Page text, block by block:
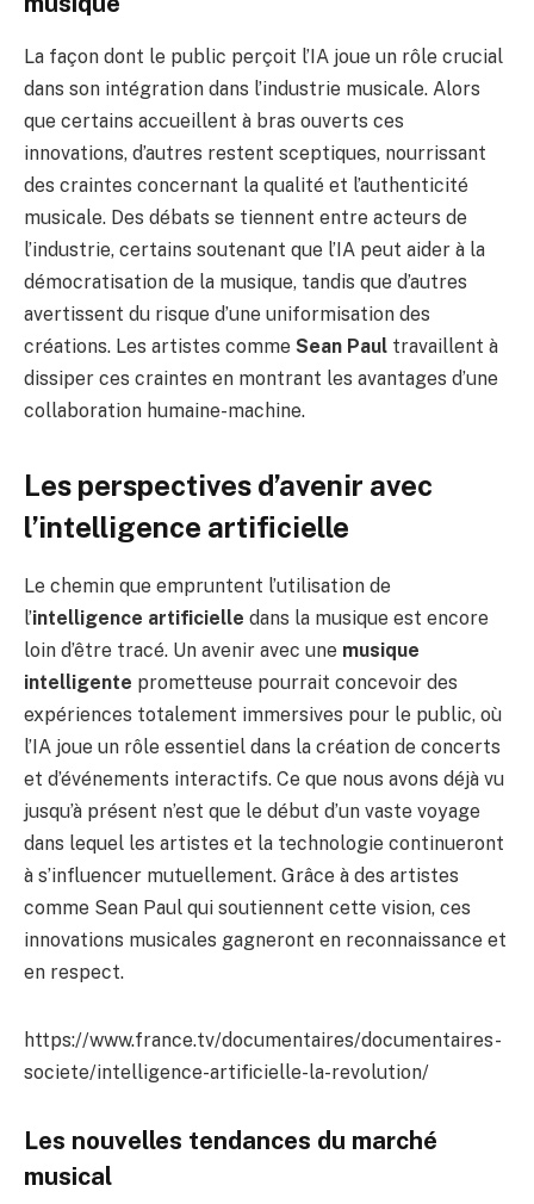
La façon dont le public perçoit l’IA joue un rôle crucial
dans son intégration dans l’industrie musicale. Alors
que certains accueillent à bras ouverts ces
innovations, d’autres restent sceptiques, nourrissant
des craintes concernant la qualité et l’authenticité
musicale. Des débats se tiennent entre acteurs de
l’industrie, certains soutenant que l’IA peut aider à la
démocratisation de la musique, tandis que d’autres
avertissent du risque d’une uniformisation des
créations. Les artistes comme Sean Paul travaillent à
dissiper ces craintes en montrant les avantages d’une
collaboration humaine-machine.
Les perspectives d’avenir avec
l’intelligence artificielle
Le chemin que empruntent l’utilisation de
l’intelligence artificielle dans la musique est encore
loin d’être tracé. Un avenir avec une musique
intelligente prometteuse pourrait concevoir des
expériences totalement immersives pour le public, où
l’IA joue un rôle essentiel dans la création de concerts
et d’événements interactifs. Ce que nous avons déjà vu
jusqu’à présent n’est que le début d’un vaste voyage
dans lequel les artistes et la technologie continueront
à s’influencer mutuellement. Grâce à des artistes
comme Sean Paul qui soutiennent cette vision, ces
innovations musicales gagneront en reconnaissance et
en respect.
https://www.france.tv/documentaires/documentaires-
societe/intelligence-artificielle-la-revolution/
Les nouvelles tendances du marché
musical